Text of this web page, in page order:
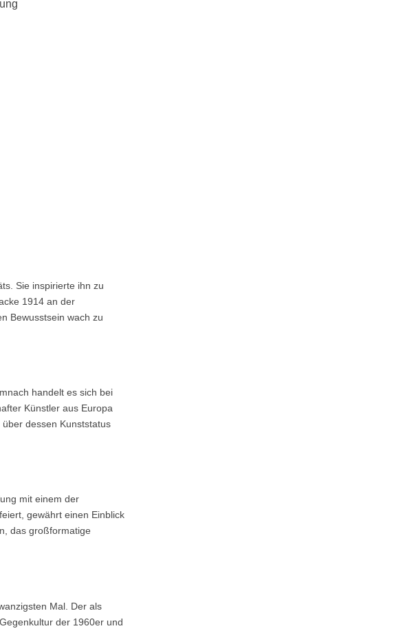
Sie inspirierte ihn zu
1914 an der
Bewusstsein wach zu
handelt es sich bei
Künstler aus Europa
dessen Kunststatus
mit einem der
gewährt einen Einblick
das großformatige
Mal. Der als
der 1960er und